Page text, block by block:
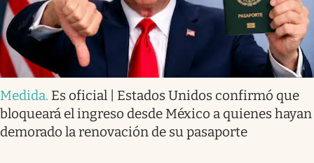
Medida. Es oficial | Estados Unidos confirmó que
bloqueará el ingreso desde México a quienes hayan
demorado la renovación de su pasaporte